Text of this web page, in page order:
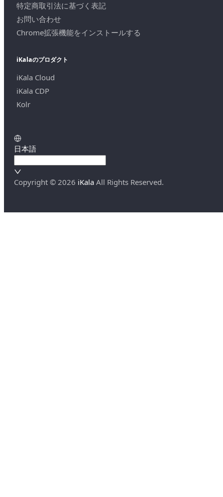
特定商取引法に基づく表記
お問い合わせ
Chrome拡張機能をインストールする
iKalaのプロダクト
iKala Cloud
iKala CDP
Kolr
日本語
Copyright © 2026 iKala All Rights Reserved.